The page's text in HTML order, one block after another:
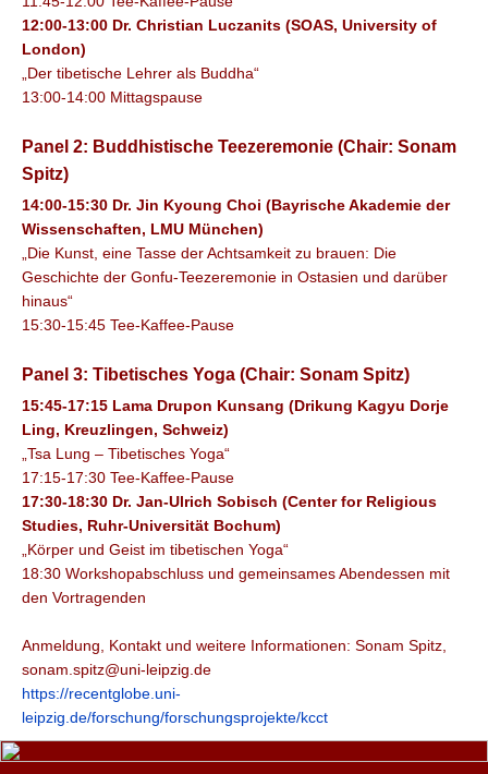
12:00-13:00 Dr. Christian Luczanits (SOAS, University of
London)
„Der tibetische Lehrer als Buddha“
13:00-14:00 Mittagspause
Panel 2: Buddhistische Teezeremonie (Chair: Sonam
Spitz)
14:00-15:30 Dr. Jin Kyoung Choi (Bayrische Akademie der
Wissenschaften, LMU München)
„Die Kunst, eine Tasse der Achtsamkeit zu brauen: Die
Geschichte der Gonfu-Teezeremonie in Ostasien und darüber
hinaus“
15:30-15:45 Tee-Kaffee-Pause
Panel 3: Tibetisches Yoga (Chair: Sonam Spitz)
15:45-17:15 Lama Drupon Kunsang (Drikung Kagyu Dorje
Ling, Kreuzlingen, Schweiz)
„Tsa Lung – Tibetisches Yoga“
17:15-17:30 Tee-Kaffee-Pause
17:30-18:30 Dr. Jan-Ulrich Sobisch (Center for Religious
Studies, Ruhr-Universität Bochum)
„Körper und Geist im tibetischen Yoga“
18:30 Workshopabschluss und gemeinsames Abendessen mit
den Vortragenden
Anmeldung, Kontakt und weitere Informationen: Sonam Spitz,
sonam.spitz@uni-leipzig.de
https://recentglobe.uni-
leipzig.de/forschung/forschungsprojekte/kcct